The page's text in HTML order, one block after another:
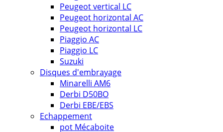
Peugeot vertical LC
Peugeot horizontal AC
Peugeot horizontal LC
Piaggio AC
Piaggio LC
Suzuki
Disques d'embrayage
Minarelli AM6
Derbi D50BO
Derbi EBE/EBS
Echappement
pot Mécaboite